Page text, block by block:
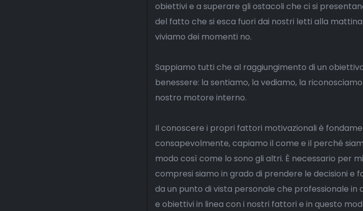
obiettivi e a superare gli ostacoli che ci si
del fatto che si esca fuori dai nostri letti alla
viviamo dei momenti no.
Sappiamo tutti che al raggiungimento di un
benessere: la sentiamo, la vediamo, la
nostro motore interno.
Il conoscere i propri fattori motivazionali è
consapevolmente, capiamo il come e il perché
modo così come lo sono gli altri. È necessario per
compresi siamo in grado di prendere le decisioni e
da un punto di vista personale che professionale
e obiettivi in linea con i nostri fattori e in questo